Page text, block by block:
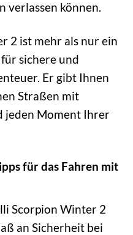
verlassen können.
2 ist mehr als nur ein
sichere und
Er gibt Ihnen
Straßen mit
jeden Moment Ihrer
für das Fahren mit
Scorpion Winter 2
an Sicherheit bei